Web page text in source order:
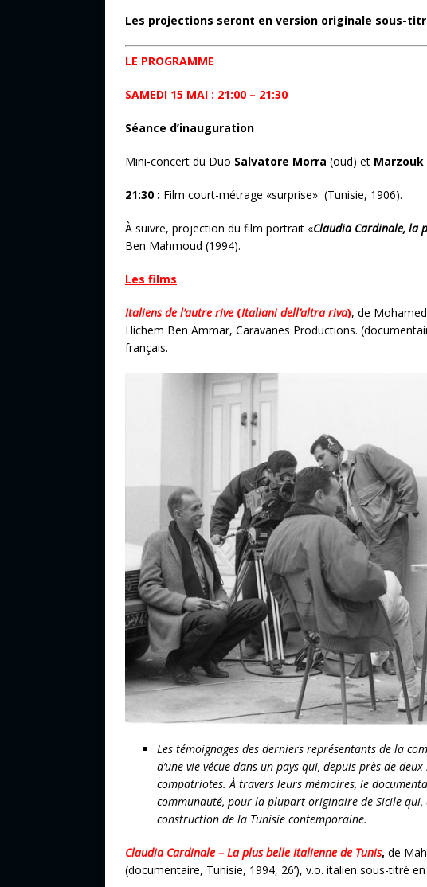
Les projections seront en version originale sous-
LE PROGRAMME
SAMEDI 15 MAI : 21:00 – 21:30
Séance d’inauguration
Mini-concert du Duo Salvatore Morra (oud) et
21:30 : Film court-métrage «surprise» (Tunisie, 1906).
À suivre, projection du film portrait «Claudia Cardinale, la
Ben Mahmoud (1994).
Les films
Italiens de l’autre rive (Italiani dell’altra riva), de
Hichem Ben Ammar, Caravanes Productions.
français.
Les témoignages des derniers représentants de la
d’une vie vécue dans un pays qui, depuis près de
compatriotes. À travers leurs mémoires, le
communauté, pour la plupart originaire de Sicile qui,
construction de la Tunisie contemporaine.
Claudia Cardinale – La plus belle Italienne de Tunis, de
(documentaire, Tunisie, 1994, 26’), v.o. italien sous-titré